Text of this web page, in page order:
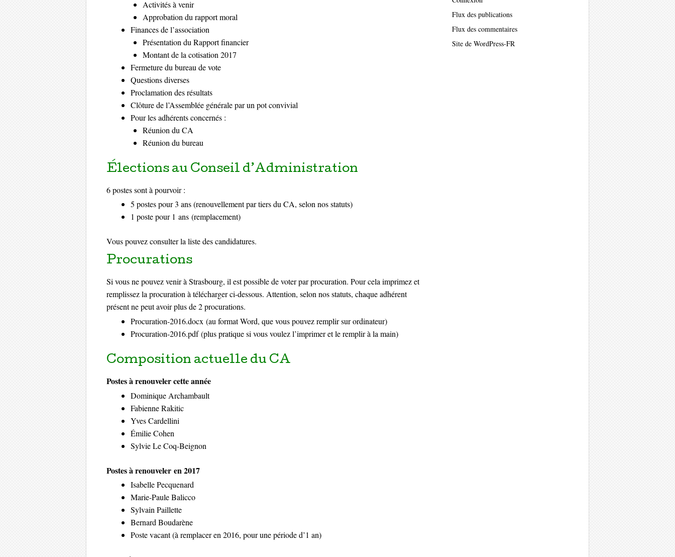
Activités à venir
Approbation du rapport moral
Finances de l’association
Présentation du Rapport financier
Montant de la cotisation 2017
Fermeture du bureau de vote
Questions diverses
Proclamation des résultats
Clôture de l’Assemblée générale par un pot convivial
Pour les adhérents concernés :
Réunion du CA
Réunion du bureau
Élections au Conseil d’Administration
6 postes sont à pourvoir :
5 postes pour 3 ans (renouvellement par tiers du CA, selon nos statuts)
1 poste pour 1 ans (remplacement)
Vous pouvez consulter laliste des candidatures.
Procurations
Si vous ne pouvez venir à Strasbourg, il est possible de voter par procuration. Pour cela imprimez et
remplissez la procuration à télécharger ci-dessous. Attention, selon nos statuts, chaque adhérent
présent ne peut avoir plus de 2 procurations.
Procuration-2016.docx (au format Word, que vous pouvez remplir sur ordinateur)
Procuration-2016.pdf(plus pratique si vous voulez l’imprimer et le remplir à la main)
Composition actuelle du CA
Postes à renouveler cette année
Dominique Archambault
Fabienne Rakitic
Yves Cardellini
Émilie Cohen
Sylvie Le Coq-Beignon
Postes à renouveler en 2017
Isabelle Pecquenard
Marie-Paule Balicco
Sylvain Paillette
Bernard Boudarène
Poste vacant (à remplacer en 2016, pour une période d’1 an)
Flux des publications
Flux des commentaires
Site de WordPress-FR